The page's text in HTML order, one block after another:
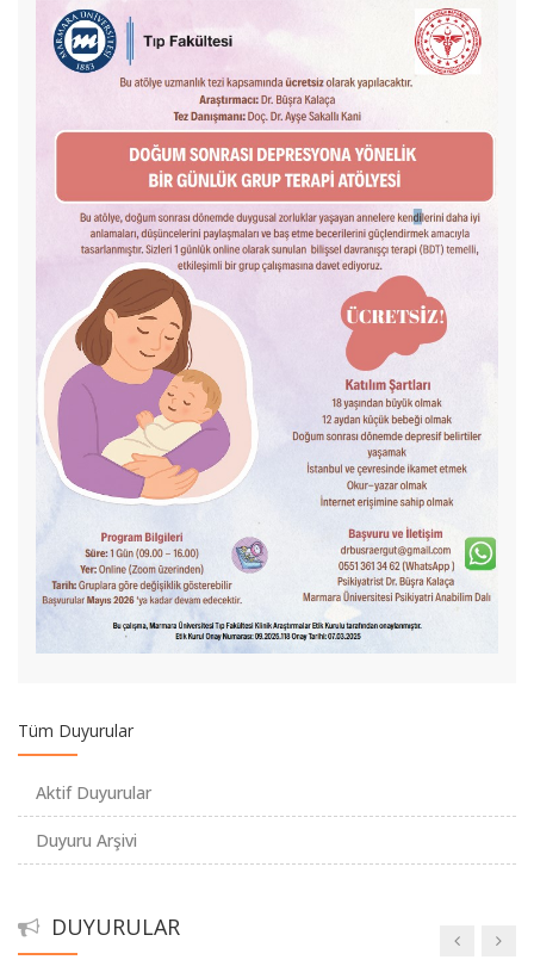
Tüm Duyurular
Aktif Duyurular
Duyuru Arşivi
DUYURULAR
Fakültemiz 41. Yıl Kuruluş Yıldönümü Etkinliği
Fakültemiz İç Hastalıkları Anabilim Dalı, Romatoloji Bilim Dalı
Başkanı Prof.Dr. Rafi Haner Direskeneli’nin de yazarları
arasında bulunduğu “A disease -associated gene desert
Öğretim Öğrencileri için AB Bursları)